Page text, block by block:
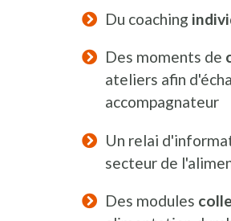
Du coaching
Des moments de
ateliers afin
accompagnateur
Un relai
secteur de
Des modules